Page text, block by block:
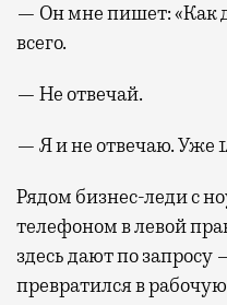
— Он мне пишет: «Как
всего.
— Не отвечай.
— Я и не отвечаю. Уже
Рядом бизнес-леди с
телефоном в левой
здесь дают по
превратился в